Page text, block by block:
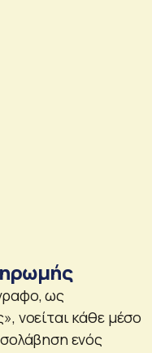
ως
νοείται κάθε μέσο
ενός